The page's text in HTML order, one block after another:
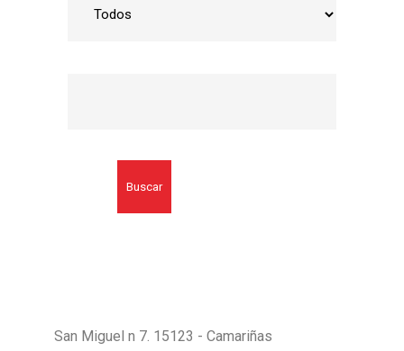
Buscar
San Miguel n 7. 15123 - Camariñas